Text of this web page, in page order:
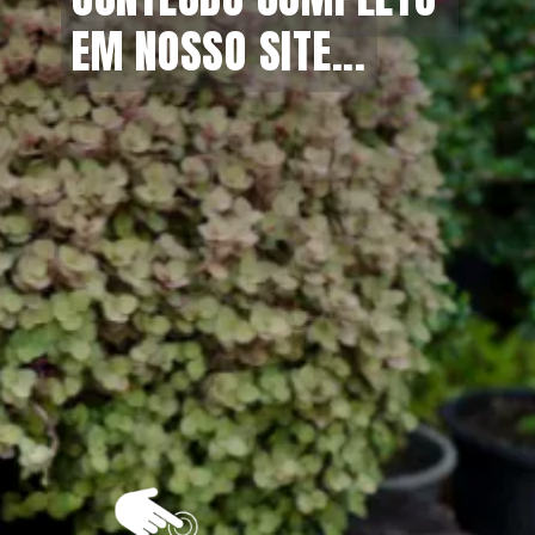
EM NOSSO SITE...
EM NOSSO SITE...